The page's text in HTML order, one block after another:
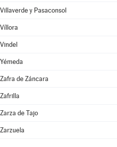
Villaverde y Pasaconsol
Víllora
Vindel
Yémeda
Zafra de Záncara
Zafrilla
Zarza de Tajo
Zarzuela